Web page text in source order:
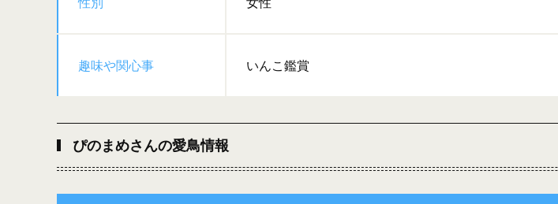
趣味や関心事 いんこ鑑賞
ぴのまめさんの愛鳥情報